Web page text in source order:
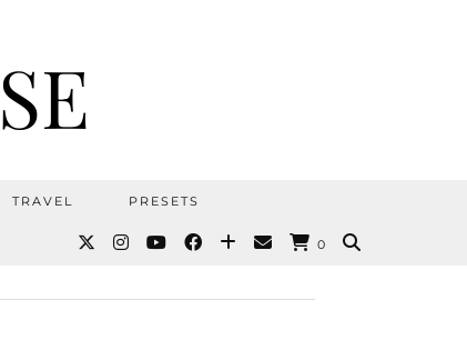
TRAVEL PRESETS
0